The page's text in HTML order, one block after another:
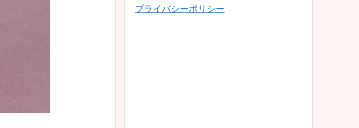
プライバシーポリシー